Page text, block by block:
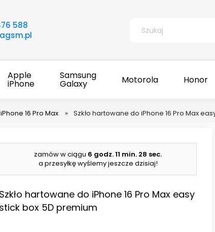
588
Apple
iPhone
Samsung
Galaxy Motorola Honor
16 Pro Max » Szkło hartowane do iPhone 16 Pro Max
zamów w ciągu 6 godz.11 min. 27 sec.
a przesyłkę wyślemy jeszcze dzisiaj!
Szkło hartowane do iPhone 16 Pro Max easy
stick box 5D premium